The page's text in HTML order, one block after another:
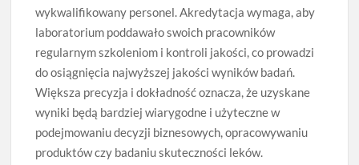
wykwalifikowany personel. Akredytacja wymaga, aby
laboratorium poddawało swoich pracowników
regularnym szkoleniom i kontroli jakości, co prowadzi
do osiągnięcia najwyższej jakości wyników badań.
Większa precyzja i dokładność oznacza, że uzyskane
wyniki będą bardziej wiarygodne i użyteczne w
podejmowaniu decyzji biznesowych, opracowywaniu
produktów czy badaniu skuteczności leków.